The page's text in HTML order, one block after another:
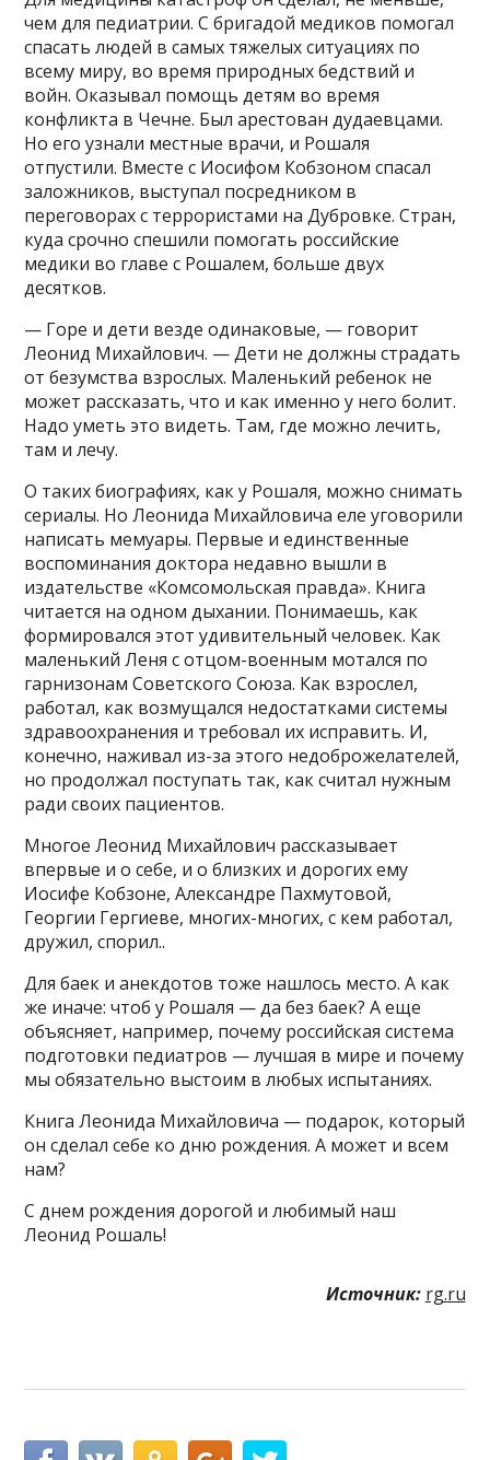
чем для педиатрии. С бригадой медиков помогал
спасать людей в самых тяжелых ситуациях по
всему миру, во время природных бедствий и
войн. Оказывал помощь детям во время
конфликта в Чечне. Был арестован дудаевцами.
Но его узнали местные врачи, и Рошаля
отпустили. Вместе с Иосифом Кобзоном спасал
заложников, выступал посредником в
переговорах с террористами на Дубровке. Стран,
куда срочно спешили помогать российские
медики во главе с Рошалем, больше двух
десятков.
— Горе и дети везде одинаковые, — говорит
Леонид Михайлович. — Дети не должны страдать
от безумства взрослых. Маленький ребенок не
может рассказать, что и как именно у него болит.
Надо уметь это видеть. Там, где можно лечить,
там и лечу.
О таких биографиях, как у Рошаля, можно снимать
сериалы. Но Леонида Михайловича еле уговорили
написать мемуары. Первые и единственные
воспоминания доктора недавно вышли в
издательстве «Комсомольская правда». Книга
читается на одном дыхании. Понимаешь, как
формировался этот удивительный человек. Как
маленький Леня с отцом-военным мотался по
гарнизонам Советского Союза. Как взрослел,
работал, как возмущался недостатками системы
здравоохранения и требовал их исправить. И,
конечно, наживал из-за этого недоброжелателей,
но продолжал поступать так, как считал нужным
ради своих пациентов.
Многое Леонид Михайлович рассказывает
впервые и о себе, и о близких и дорогих ему
Иосифе Кобзоне, Александре Пахмутовой,
Георгии Гергиеве, многих-многих, с кем работал,
дружил, спорил..
Для баек и анекдотов тоже нашлось место. А как
же иначе: чтоб у Рошаля — да без баек? А еще
объясняет, например, почему российская система
подготовки педиатров — лучшая в мире и почему
мы обязательно выстоим в любых испытаниях.
Книга Леонида Михайловича — подарок, который
он сделал себе ко дню рождения. А может и всем
нам?
С днем рождения дорогой и любимый наш
Леонид Рошаль!
Источник: rg.ru